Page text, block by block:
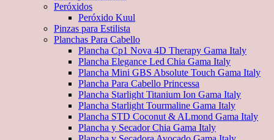
Peróxidos
Peróxido Kuul
Pinzas para Estilista
Planchas Para Cabello
Plancha Cp1 Nova 4D Therapy Gama Italy
Plancha Elegance Led Chia Gama Italy
Plancha Mini GBS Absolute Touch Gama Italy
Plancha Para Cabello Princessa
Plancha Starlight Titanium Ion Gama Italy
Plancha Starlight Tourmaline Gama Italy
Plancha STD Coconut & ALmond Gama Italy
Plancha y Secador Chia Gama Italy